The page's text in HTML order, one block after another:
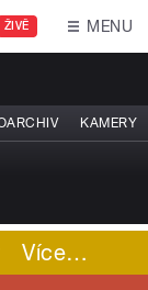
ŽIVĚ MENU
KAMERY
Více…